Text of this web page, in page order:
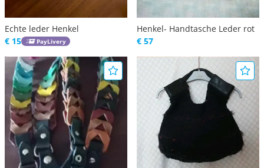
Echte leder Henkel
€ 15
PayLivery
Henkel- Handtasche Leder rot
€ 57